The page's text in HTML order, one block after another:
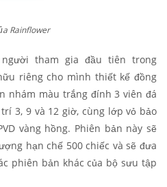
Rainflower
tham gia đầu tiên trong
riêng cho mình thiết kế đồng
nhám màu trắng đính 3 viên đá
3, 9 và 12 giờ, cùng lớp vỏ bảo
vàng hồng. Phiên bản này sẽ
hạn chế 500 chiếc và sẽ đưa
phiên bản khác của bộ sưu tập